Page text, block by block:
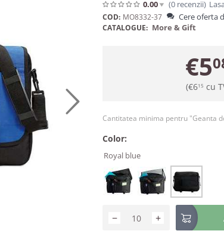
0.00 (0 recenzii)
COD: MO8332-37 Cere oferta
CATALOGUE: More & Gift
€5
(€615 cu
Cantitatea minima pentru "Geanta
Color:
Royal blue
+
−